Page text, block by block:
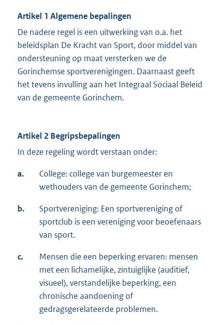
Artikel 1 Algemene bepalingen
De nadere regel is een uitwerking van o.a. het
beleidsplan De Kracht van Sport, door middel van
ondersteuning op maat versterken we de
Gorinchemse sportverenigingen. Daarnaast geeft
het tevens invulling aan het Integraal Sociaal Beleid
van de gemeente Gorinchem.
Artikel 2 Begripsbepalingen
In deze regeling wordt verstaan onder:
a.
College: college van burgemeester en
wethouders van de gemeente Gorinchem;
b.
Sportvereniging: Een sportvereniging of
sportclub is een vereniging voor beoefenaars
van sport.
c.
Mensen die een beperking ervaren: mensen
met een lichamelijke, zintuiglijke (auditief,
visueel), verstandelijke beperking, een
chronische aandoening of
gedragsgerelateerde problemen.